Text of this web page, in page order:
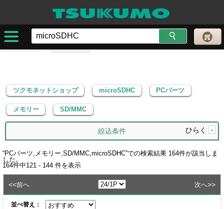
ツクモネットショップ
PCパーツ
メモリー
SD/MMC
ツクモネットショップ microSDHC PCパーツ
メモリー SD/MMC
絞込条件 ひらく +
“PCパーツ,メモリー,SD/MMC,microSDHC”での検索結果 164件が該当しま
した。
164件中121 - 144 件を表示
<<前へ 次へ>>
並べ替え：